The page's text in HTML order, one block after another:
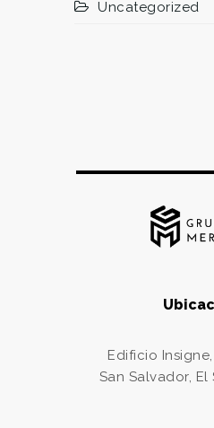
Uncategorized
Edificio
San Salvador, El